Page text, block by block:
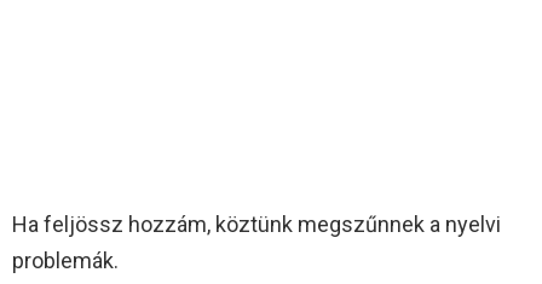
Ha feljössz hozzám, köztünk megszűnnek a nyelvi
problemák.